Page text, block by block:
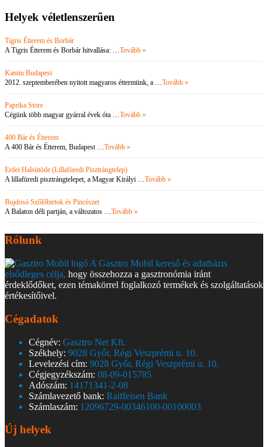
Helyek véletlenszerűen
Tigris Étterem és Borbár
A Tigris Étterem és Borbár hitvallása: … Tovább »
Kantin Budapest
2012. szeptemberében nyitott magyaros éttermünk, a … Tovább »
Paprika Store
Cégünk több magyar gyárral évek óta … Tovább »
400 Bár és Étterem
A 400 Bár és Étterem, Budapest … Tovább »
Erdei Halsütöde (Lillafüredi Pisztrángtelep)
A lillafüredi pisztrángtelepet, a Magyar Királyi … Tovább »
Bujdosó Szőlőbirtok és Pincészet
A Balaton déli partján, a változatos … Tovább »
Rólunk
A Gasztro Mobil kereső és adatbázis
elsődleges célja, hogy összehozza a gasztronómia iránt
érdeklődőket, ezen témakörrel foglalkozó termékek és szolgáltatások
értékesítőivel.
Cégadatok
Cégnév: Gasztro Net Kft.
Székhely: 9028 Győr, Régi Veszprémi u. 10.
Levelezési cím: 9028 Győr, Régi Veszprémi u. 10.
Cégjegyzékszám: 08-09-015785
Adószám: 14171341-2-08
Számlavezető bank: Raiffeisen Bank
Számlaszám: 12096729-00346100-00100003
Új helyek